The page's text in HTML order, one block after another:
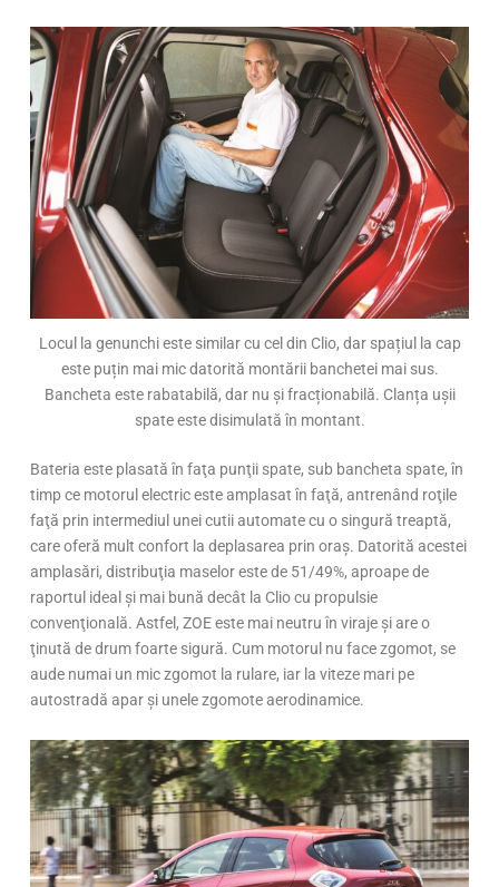
Locul la genunchi este similar cu cel din Clio, dar spațiul la cap
este puțin mai mic datorită montării banchetei mai sus.
Bancheta este rabatabilă, dar nu și fracționabilă. Clanța ușii
spate este disimulată în montant.
Bateria este plasată în faţa punţii spate, sub bancheta spate, în
timp ce motorul electric este amplasat în faţă, antrenând roţile
faţă prin intermediul unei cutii automate cu o singură treaptă,
care oferă mult confort la deplasarea prin oraş. Datorită acestei
amplasări, distribuţia maselor este de 51/49%, aproape de
raportul ideal şi mai bună decât la Clio cu propulsie
convenţională. Astfel, ZOE este mai neutru în viraje şi are o
ţinută de drum foarte sigură. Cum motorul nu face zgomot, se
aude numai un mic zgomot la rulare, iar la viteze mari pe
autostradă apar şi unele zgomote aerodinamice.